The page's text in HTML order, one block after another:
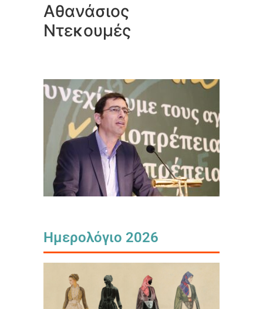
Αθανάσιος
Ντεκουμές
Ημερολόγιο 2026